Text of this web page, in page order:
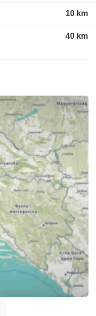
10 km
40 km